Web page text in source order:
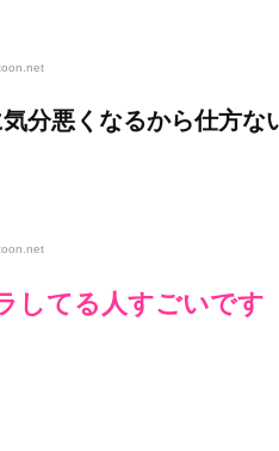
分悪くなるから仕方な
してる人すごいです